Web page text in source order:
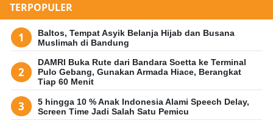
TERPOPULER
Baltos, Tempat Asyik Belanja Hijab dan Busana
Muslimah di Bandung
DAMRI Buka Rute dari Bandara Soetta ke Terminal
Pulo Gebang, Gunakan Armada Hiace, Berangkat
Tiap 60 Menit
5 hingga 10 % Anak Indonesia Alami Speech Delay,
Screen Time Jadi Salah Satu Pemicu